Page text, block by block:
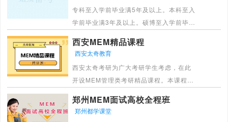
每次考试必分析、必总结，帮助学员顺利
通过考试。
[详情]
专科至入学前毕业满5年及以上。本科至入
学前毕业满3年及以上。硕博至入学前毕业
学历证书。
西安MEM精品课程
西安太奇教育
西安太奇考研为广大考研学生考虑，在此
开设MEM管理类考研精品课程。本课程涉
让学生掌握考试的重点，突破难点，成功
郑州MEM面试高校全程班
郑州都学课堂